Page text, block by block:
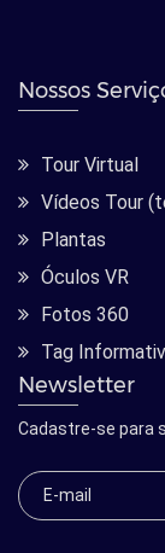
Nossos
Tour Virtual
Vídeos Tour
Plantas
Óculos VR
Fotos 360
Tag
Newsletter
Cadastre-se para